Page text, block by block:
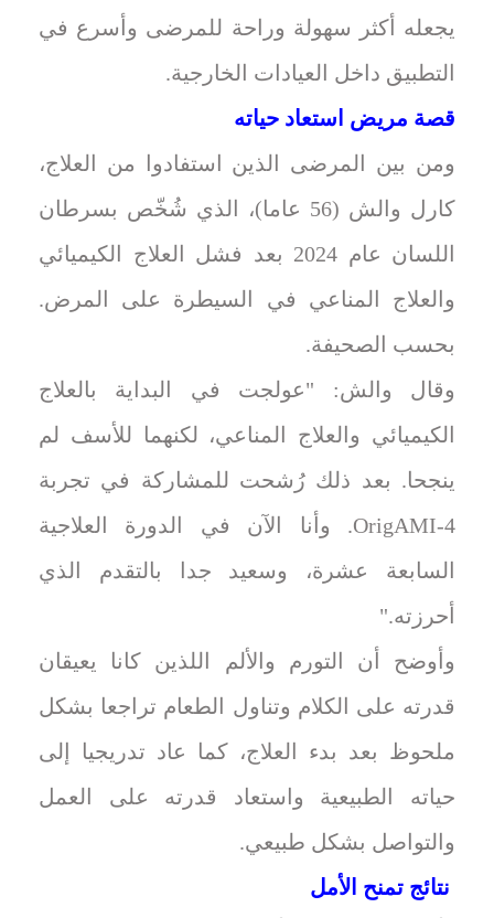
يجعله أكثر سهولة وراحة للمرضى وأسرع في
التطبيق داخل العيادات الخارجية.
قصة مريض استعاد حياته
ومن بين المرضى الذين استفادوا من العلاج،
كارل والش (56 عاما)، الذي شُخّص بسرطان
اللسان عام 2024 بعد فشل العلاج الكيميائي
والعلاج المناعي في السيطرة على المرض.
بحسب الصحيفة.
وقال والش: "عولجت في البداية بالعلاج
الكيميائي والعلاج المناعي، لكنهما للأسف لم
ينجحا. بعد ذلك رُشحت للمشاركة في تجربة
OrigAMI-4. وأنا الآن في الدورة العلاجية
السابعة عشرة، وسعيد جدا بالتقدم الذي
أحرزته."
وأوضح أن التورم والألم اللذين كانا يعيقان
قدرته على الكلام وتناول الطعام تراجعا بشكل
ملحوظ بعد بدء العلاج، كما عاد تدريجيا إلى
حياته الطبيعية واستعاد قدرته على العمل
والتواصل بشكل طبيعي.
نتائج تمنح الأمل